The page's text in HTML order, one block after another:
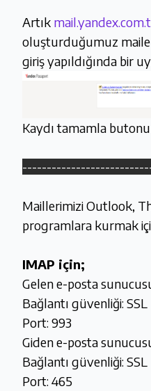
Artık
oluşturduğumuz maile
giriş yapıldığında bir
Kaydı tamamla
Maillerimizi Outlook,
programlara kurmak
IMAP için;
Gelen e-posta
Bağlantı güvenliği: SSL
Port: 993
Giden e-posta
Bağlantı güvenliği: SSL
Port: 465